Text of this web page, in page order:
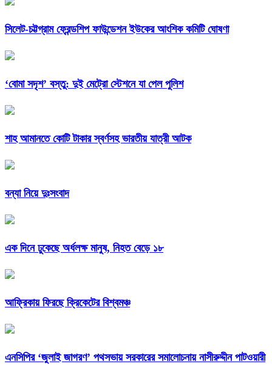
সিলেট-চট্টগ্রাম ফ্রেন্ডশিপ ফাউন্ডেশন ইউকের আংশিক কমিটি ঘোষণা
‘বোমা সদৃশ’ বস্তু: দুই মেট্রো স্টেশনে যা পেল পুলিশ
শাহ আমানতে কোটি টাকার স্বর্ণসহ ভারতীয় যাত্রী আটক
বন্যা নিয়ে দুঃসংবাদ
এক দিনে ঢুকেছে অর্ধলক্ষ মানুষ, নিহত বেড়ে ১৮
আফ্রিকায় ফিরছে ক্রিকেটের বিশ্বমঞ্চ
এনসিপির ‘জুলাই জাগরণ’ পথসভায় সরকারের সমালোচনায় নাসীরুদ্দীন পাটওয়ারী